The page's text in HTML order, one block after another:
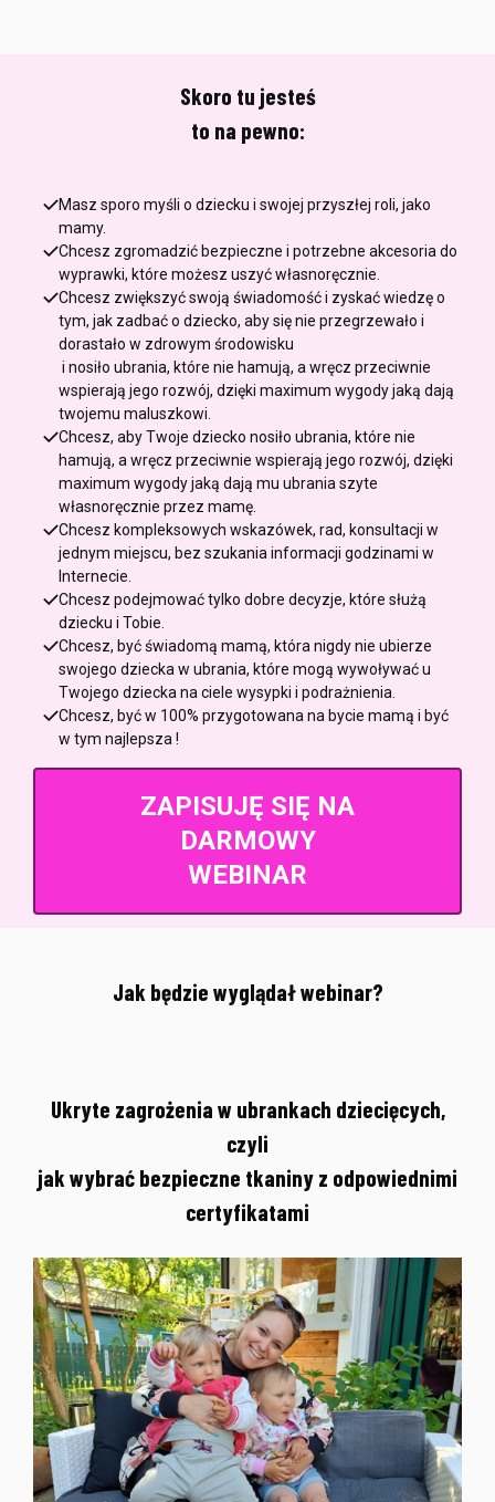
Skoro tu jesteś
to na pewno:
Masz sporo myśli o dziecku i swojej przyszłej roli, jako
mamy.
Chcesz zgromadzić bezpieczne i potrzebne akcesoria do
wyprawki, które możesz uszyć własnoręcznie.
Chcesz zwiększyć swoją świadomość i zyskać wiedzę o
tym, jak zadbać o dziecko, aby się nie przegrzewało i
dorastało w zdrowym środowisku
i nosiło ubrania, które nie hamują, a wręcz przeciwnie
wspierają jego rozwój, dzięki maximum wygody jaką dają
twojemu maluszkowi.
Chcesz, aby Twoje dziecko nosiło ubrania, które nie
hamują, a wręcz przeciwnie wspierają jego rozwój, dzięki
maximum wygody jaką dają mu ubrania szyte
własnoręcznie przez mamę.
Chcesz kompleksowych wskazówek, rad, konsultacji w
jednym miejscu, bez szukania informacji godzinami w
Internecie.
Chcesz podejmować tylko dobre decyzje, które służą
dziecku i Tobie.
Chcesz, być świadomą mamą, która nigdy nie ubierze
swojego dziecka w ubrania, które mogą wywoływać u
Twojego dziecka na ciele wysypki i podrażnienia.
Chcesz, być w 100% przygotowana na bycie mamą i być
w tym najlepsza !
ZAPISUJĘ SIĘ NA
DARMOWY
WEBINAR
Jak będzie wyglądał webinar?
Ukryte zagrożenia w ubrankach dziecięcych,
czyli
jak wybrać bezpieczne tkaniny z odpowiednimi
certyfikatami